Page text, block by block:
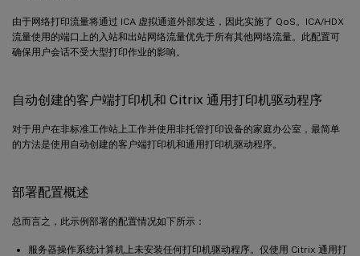
由于网络打印流量将通过 ICA 虚拟通道外部发送，因此实施了 QoS。ICA/HDX
流量使用的端口上的入站和出站网络流量优先于所有其他网络流量。此配置可
确保用户会话不受大型打印作业的影响。
自动创建的客户端打印机和 Citrix 通用打印机驱动程序
对于用户在非标准工作站上工作并使用非托管打印设备的家庭办公室，最简单
的方法是使用自动创建的客户端打印机和通用打印机驱动程序。
部署配置概述
总而言之，此示例部署的配置情况如下所示：
服务器操作系统计算机上未安装任何打印机驱动程序。仅使用 Citrix 通用打